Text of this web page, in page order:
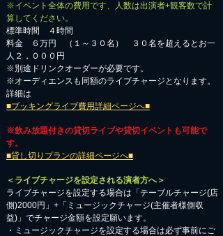
※イベント全体の費用です、人数は出演者+観客数で計
算してください。
標準時間 ４時間
料金 ６万円 （１～３０名） ３０名を超えるとお一
人２，０００円
※別途ドリンクオーダーが必要です。
※オーディエンスも同額のライブチャージとなります。
詳細は
■ブッキングライブ費用詳細ページへ■
※飲み放題付きの貸切ライブや貸切イベントも可能で
す。
■貸し切りプランの詳細ページへ■
＜ライブチャージを設定される演者方へ＞
ライブチャージを設定する場合は「テーブルチャージ(店
側)2000円」+「ミュージックチャージ(主催者様側収
益)」でチャージ金額を設定願います。
・ミュージックチャージを設定する場合は必ず事前にご